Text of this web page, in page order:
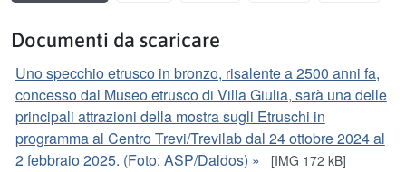
Documenti da scaricare
Uno specchio etrusco in bronzo, risalente a 2500 anni fa,
concesso dal Museo etrusco di Villa Giulia, sarà una delle
principali attrazioni della mostra sugli Etruschi in
programma al Centro Trevi/Trevilab dal 24 ottobre 2024 al
2 febbraio 2025. (Foto: ASP/Daldos) »
[IMG 172 kB]